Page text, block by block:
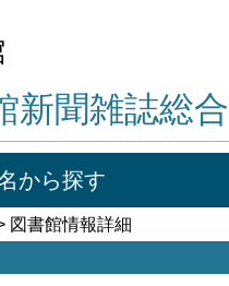
新聞雑誌総
から探す
図書館情報詳細